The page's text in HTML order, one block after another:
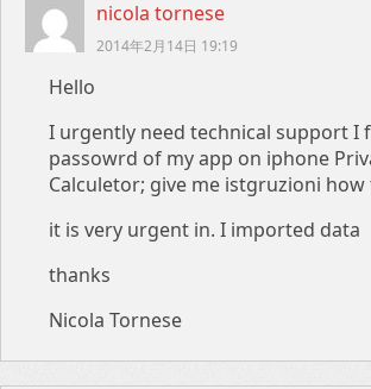
nicola tornese
2014年2月14日 19:19
Hello
I urgently need technical support I
passowrd of my app on iphone
Calculetor; give me istgruzioni how
it is very urgent in. I imported data
thanks
Nicola Tornese